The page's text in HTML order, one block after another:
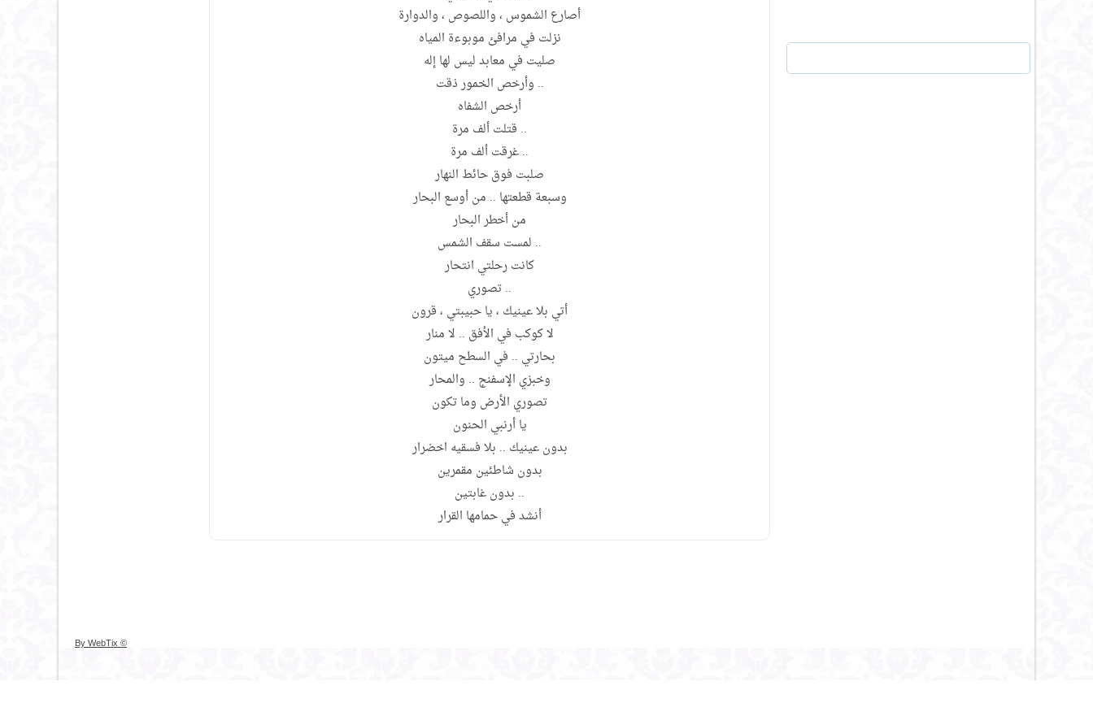
أصارع الشموس ، واللصوص ، والدوارة
نزلت في مرافئ موبوءة المياه
صليت في معابد ليس لها إله
.. وأرخص الخمور ذقت
أرخص الشفاه
.. قتلت ألف مرة
.. غرقت ألف مرة
صلبت فوق حائط النهار
وسبعة قطعتها .. من أوسع البحار
من أخطر البحار
.. لمست سقف الشمس
كانت رحلتي انتحار
.. تصوري
أتي بلا عينيك ، يا حبيبتي ، قرون
لا كوكب في الأفق .. لا منار
بحارتي .. في السطح ميتون
وخبزي الإسفنج .. والمحار
تصوري الأرض وما تكون
يا أرنبي الحنون
بدون عينيك .. بلا فسقيه اخضرار
بدون شاطئين مقمرين
.. بدون غابتين
أنشد في حمامها القرار
© By WebTix